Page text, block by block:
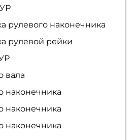
рулевого наконечника
рулевой рейки
вала
наконечника
наконечника
наконечника